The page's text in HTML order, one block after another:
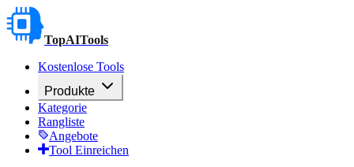
TopAITools
Kostenlose Tools
Produkte
Kategorie
Rangliste
Angebote
Tool Einreichen